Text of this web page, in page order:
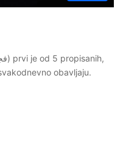
obavljaju.